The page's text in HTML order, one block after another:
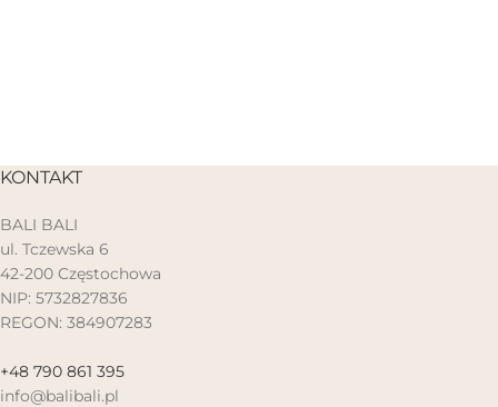
KONTAKT
BALI BALI
ul. Tczewska 6
42-200 Częstochowa
NIP: 5732827836
REGON: 384907283
+48 790 861 395
info@balibali.pl